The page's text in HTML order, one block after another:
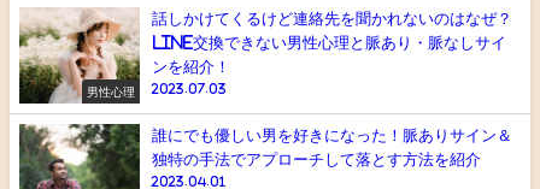
男性心理
話しかけてくるけど連絡先を聞かれないのはなぜ？
LINE交換できない男性心理と脈あり・脈なしサイ
ンを紹介！
2023.07.03
誰にでも優しい男を好きになった！脈ありサイン＆
独特の手法でアプローチして落とす方法を紹介
2023.04.01